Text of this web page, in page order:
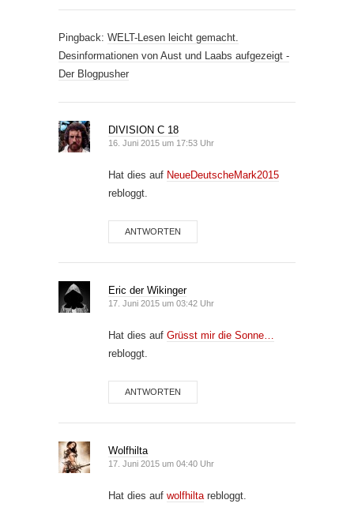
Pingback: WELT-Lesen leicht gemacht.
Desinformationen von Aust und Laabs aufgezeigt -
Der Blogpusher
DIVISION C 18
16. Juni 2015 um 17:53 Uhr
Hat dies auf NeueDeutscheMark2015
rebloggt.
ANTWORTEN
Eric der Wikinger
17. Juni 2015 um 03:42 Uhr
Hat dies auf Grüsst mir die Sonne…
rebloggt.
ANTWORTEN
Wolfhilta
17. Juni 2015 um 04:40 Uhr
Hat dies auf wolfhiltarebloggt.